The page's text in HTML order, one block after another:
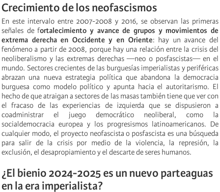
Crecimiento de los neofascismos
En este intervalo entre 2007-2008 y 2016, se observan las primeras
señales de fortalecimiento y avance de grupos y movimientos de
extrema derecha en Occidente y en Oriente: hay un avance del
fenómeno a partir de 2008, porque hay una relación entre la crisis del
neoliberalismo y las extremas derechas —neo o posfascistas— en el
mundo. Sectores crecientes de las burguesías imperialistas y periféricas
abrazan una nueva estrategia política que abandona la democracia
burguesa como modelo político y apunta hacia el autoritarismo. El
hecho de que atraigan a sectores de las masas también tiene que ver con
el fracaso de las experiencias de izquierda que se dispusieron a
coadministrar el juego democrático neoliberal, como la
socialdemocracia europea y los progresismos latinoamericanos. De
cualquier modo, el proyecto neofascista o posfascista es una búsqueda
para salir de la crisis por medio de la violencia, la represión, la
exclusión, el desapropiamiento y el descarte de seres humanos.
¿El bienio 2024-2025 es un nuevo parteaguas
en la era imperialista?